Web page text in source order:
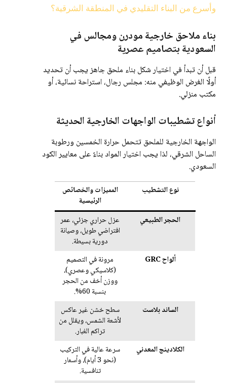
وأسرع من البناء التقليدي في المنطقة الشرقية؟
بناء ملاحق خارجية مودرن ومجالس في
السعودية بتصاميم عصرية
قبل أن تبدأ في اختيار شكل بناء ملحق جاهز يجب أن تحديد
أولًا الغرض الوظيفي منه: مجلس رجال، استراحة نسائية، أو
مكتب منزلي.
أنواع تشطيبات الواجهات الخارجية الحديثة
الواجهة الخارجية للملحق تتحمل حرارة الخمسين ورطوبة
الساحل الشرقي، لذا يجب اختيار المواد بناءً على معايير الكود
السعودي.
نوع التشطيب
المميزات والخصائص
الرئيسية
الحجر الطبيعي
عزل حراري جزئي، عمر
افتراضي طويل، وصيانة
دورية بسيطة.
ألواح GRC
مرونة في التصميم
(كلاسيكي وعصري)،
ووزن أخف من الحجر
بنسبة 60%.
الساند بلاست
سطح خشن غير عاكس
لأشعة الشمس، ويقلل من
تراكم الغبار.
الكلادينج المعدني
سرعة عالية في التركيب
(نحو 3 أيام)، وأسعار
تنافسية.